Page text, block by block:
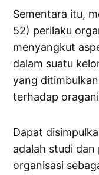
Sementara itu,
52) perilaku
menyangkut
dalam suatu
yang
terhadap
Dapat
adalah studi
organisasi